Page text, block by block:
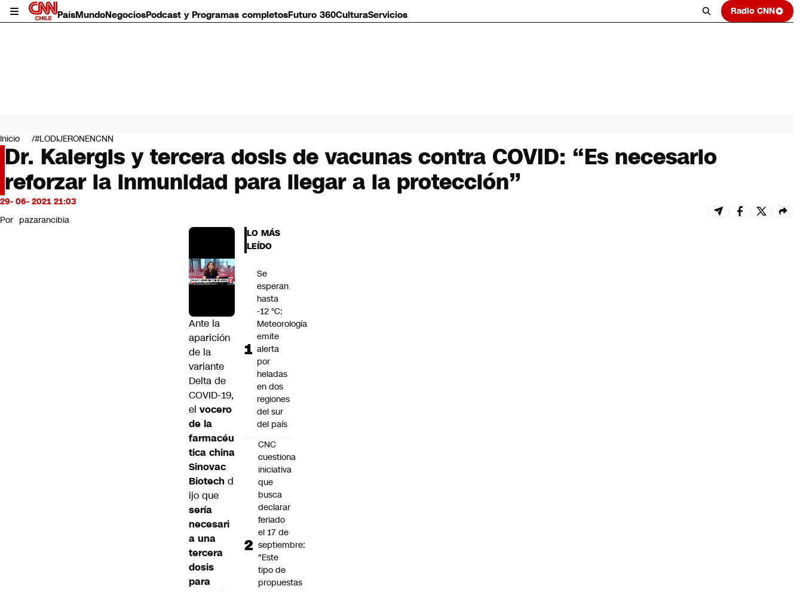
PaísMundoNegociosPodcast y Programas completosFuturo 360CulturaServicios Radio CNN
Mundo
Negocios
Deportes
Programas completos
Cultura
Servicios
CNN Data
Inicio #LODIJERONENCNN
Dr. Kalergis y tercera dosis de vacunas contra COVID: “Es necesario
reforzar la inmunidad para llegar a la protección”
29- 06- 2021 21:03
Por pazarancibia
Ante la
aparición
de la
variante
Delta de
COVID-19,
el vocero
de la
farmacéu
tica china
Sinovac
Biotech d
ijo que
sería
necesari
a una
tercera
dosis
para
LO MÁS
LEÍDO
Se
esperan
hasta
-12 °C:
Meteorología
emite
alerta
por
heladas
en dos
regiones
del sur
del país
CNC
cuestiona
iniciativa
que
busca
declarar
feriado
el 17 de
septiembre:
"Este
tipo de
propuestas